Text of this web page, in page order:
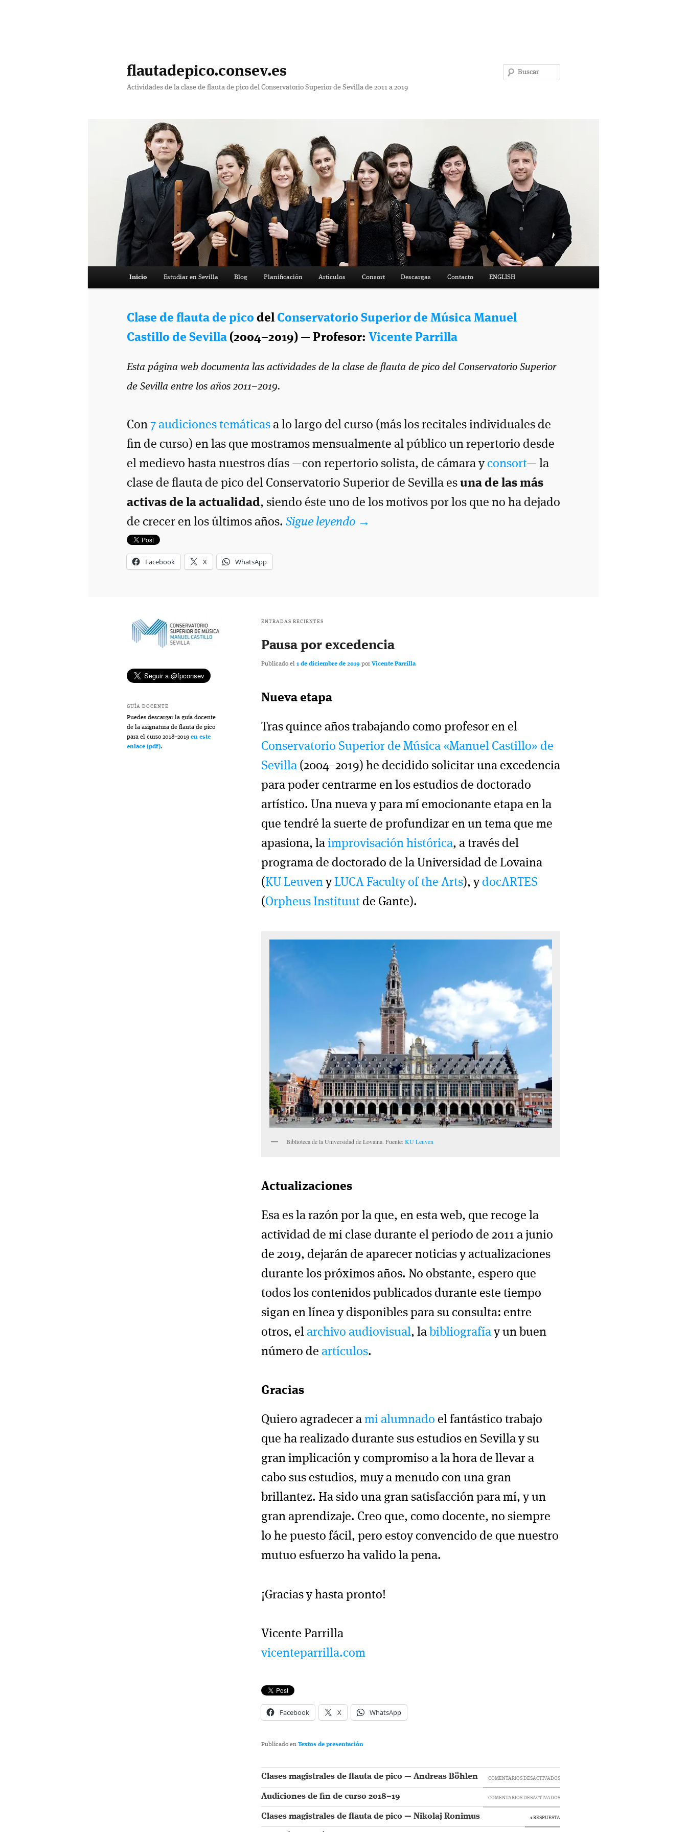
flautadepico.consev.es
Actividades de la clase de flauta de pico del Conservatorio Superior de Sevilla de 2011 a 2019
Inicio Estudiar en Sevilla Blog Planificación Artículos Consort Descargas Contacto ENGLISH
Clase de flauta de pico del Conservatorio Superior de Música Manuel
Castillo de Sevilla (2004–2019) — Profesor: Vicente Parrilla
Esta página web documenta las actividades de la clase de flauta de pico del Conservatorio Superior
de Sevilla entre los años 2011–2019.
Con 7 audiciones temáticas a lo largo del curso (más los recitales individuales de
fin de curso) en las que mostramos mensualmente al público un repertorio desde
el medievo hasta nuestros días —con repertorio solista, de cámara yconsort— la
clase de flauta de pico del Conservatorio Superior de Sevilla es una de las más
activas de la actualidad, siendo éste uno de los motivos por los que no ha dejado
de crecer en los últimos años. Sigue leyendo →
Facebook X WhatsApp
ENTRADAS RECIENTES
Pausa por excedencia
Publicado el 1 de diciembre de 2019 por Vicente Parrilla
Nueva etapa
Tras quince años trabajando como profesor en el
Conservatorio Superior de Música «Manuel Castillo» de
Sevilla(2004–2019) he decidido solicitar una excedencia
para poder centrarme en los estudios de doctorado
artístico. Una nueva y para mí emocionante etapa en la
que tendré la suerte de profundizar en un tema que me
apasiona, la improvisación histórica, a través del
programa de doctorado de la Universidad de Lovaina
(KU LeuvenyLUCA Faculty of the Arts), ydocARTES
(Orpheus Instituutde Gante).
Biblioteca de la Universidad de Lovaina. Fuente: KU Leuven
Actualizaciones
Esa es la razón por la que, en esta web, que recoge la
actividad de mi clase durante el periodo de 2011 a junio
de 2019, dejarán de aparecer noticias y actualizaciones
durante los próximos años. No obstante, espero que
todos los contenidos publicados durante este tiempo
sigan en línea y disponibles para su consulta: entre
otros, el archivo audiovisual, la bibliografíay un buen
número de artículos.
Gracias
Quiero agradecer a mi alumnado el fantástico trabajo
que ha realizado durante sus estudios en Sevilla y su
gran implicación y compromiso a la hora de llevar a
cabo sus estudios, muy a menudo con una gran
brillantez. Ha sido una gran satisfacción para mí, y un
gran aprendizaje. Creo que, como docente, no siempre
lo he puesto fácil, pero estoy convencido de que nuestro
mutuo esfuerzo ha valido la pena.
¡Gracias y hasta pronto!
Vicente Parrilla
vicenteparrilla.com
Facebook X WhatsApp
Publicado en Textos de presentación
Clases magistrales de flauta de pico — Andreas Böhlen COMENTARIOS DESACTIVADOSEN
DE
Audiciones de fin de curso 2018–19 COMENTARIOS DESACTIVADOSEN
Clases magistrales de flauta de pico — Nikolaj Ronimus 1 RESPUESTA
GUÍA DOCENTE
Puedes descargar la guía docente
de la asignatura de flauta de pico
para el curso 2018–2019 en este
enlace (pdf).